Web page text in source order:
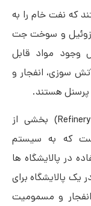
که نفت خام را به
و سوخت جت
وجود مواد قابل
سوزی، انفجار و
هستند.
که به سیستم
در پالایشگاه ها
پالایشگاه برای
و مسمومیت